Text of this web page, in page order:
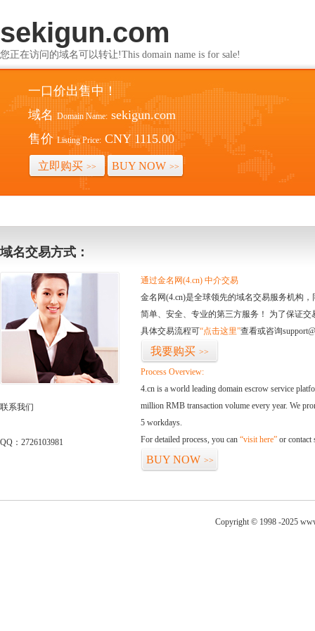
sekigun.com
您正在访问的域名可以转让!This domain name is for sale!
一口价出售中！
域名 Domain Name: sekigun.com
售价 Listing Price: CNY 1115.00
立即购买 >> BUY NOW >>
域名交易方式：
联系我们
QQ：2726103981
通过金名网(4.cn) 中介交易
金名网(4.cn)是全球领先的域名交易服务机构
简单、安全、专业的第三方服务！ 为了保证
具体交易流程可“点击这里”查看或咨询
我要购买 >>
Process Overview:
4.cn is a world leading domain escrow service
million RMB transaction volume every year. We
5 workdays.
For detailed process, you can “visit here” or contact
BUY NOW >>
Copyright © 1998 -2025